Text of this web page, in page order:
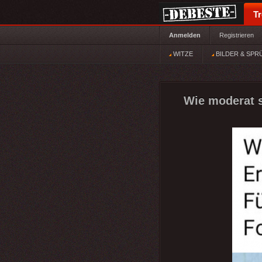
Anmelden Registrieren
WITZE BILDER &
Wie moderat